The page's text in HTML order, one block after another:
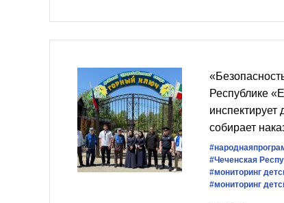
Республике
инспектирует
собирает
#Чеченская
#мониторинг
#мониторинг